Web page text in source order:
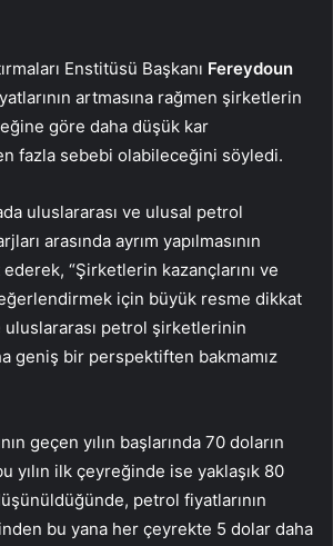
Enstitüsü Başkanı Fereydoun
artmasına rağmen şirketlerin
göre daha düşük kar
fazla sebebi olabileceğini söyledi.
uluslararası ve ulusal petrol
arasında ayrım yapılmasının
“Şirketlerin kazançlarını ve
için büyük resme dikkat
petrol şirketlerinin
geniş bir perspektiften bakmamız
geçen yılın başlarında 70 doların
yılın ilk çeyreğinde ise yaklaşık 80
petrol fiyatlarının
bu yana her çeyrekte 5 dolar daha